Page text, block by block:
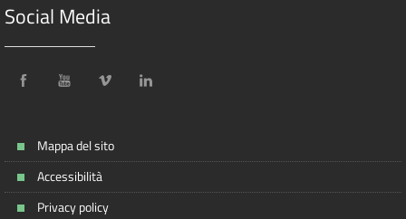
Social Media
Mappa del sito
Accessibilità
Privacy policy